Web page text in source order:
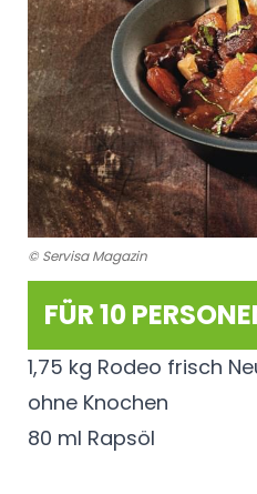
© Servisa Magazin
FÜR 10
1,75 kg Rodeo frisch
ohne Knochen
80 ml Rapsöl